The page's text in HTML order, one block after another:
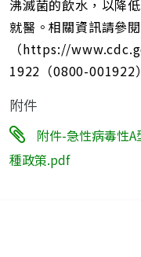
沸滅菌的飲水，以降
就醫。相關資訊請參
（https://
1922（0800-001922
附件
附件-急性病毒性
種政策.pdf